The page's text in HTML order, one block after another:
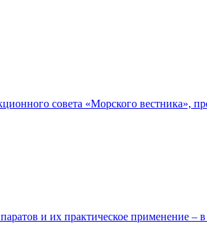
совета «Морского вестника»,
и их практическое применение